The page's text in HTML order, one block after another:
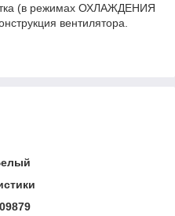
(в режимах ОХЛАЖДЕНИЯ
вентилятора.